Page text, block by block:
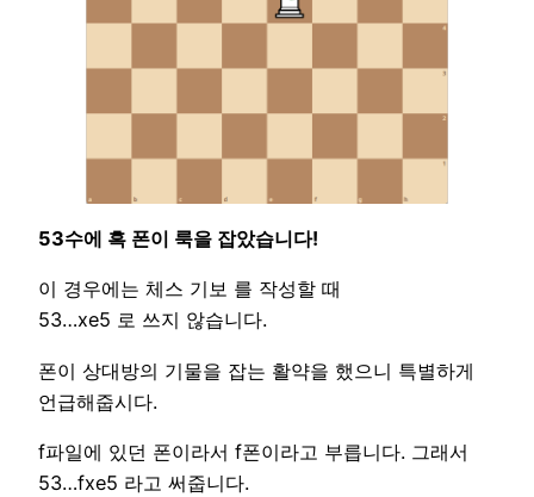
53수에 흑 폰이 룩을 잡았습니다!
이 경우에는 체스 기보 를 작성할 때
53…xe5 로 쓰지 않습니다.
폰이 상대방의 기물을 잡는 활약을 했으니 특별하게
언급해줍시다.
f파일에 있던 폰이라서 f폰이라고 부릅니다. 그래서
53…fxe5 라고 써줍니다.